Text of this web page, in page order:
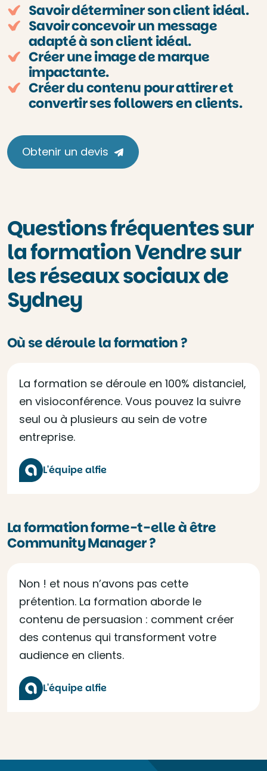
Savoir déterminer son client idéal.
Savoir concevoir un message
adapté à son client idéal.
Créer une image de marque
impactante.
Créer du contenu pour attirer et
convertir ses followers en clients.
Obtenir un devis
Questions fréquentes sur
la formation Vendre sur
les réseaux sociaux de
Sydney
Où se déroule la formation ?
La formation se déroule en 100% distanciel,
en visioconférence. Vous pouvez la suivre
seul ou à plusieurs au sein de votre
entreprise.
L'équipe alfie
La formation forme-t-elle à être
Community Manager ?
Non ! et nous n’avons pas cette
prétention. La formation aborde le
contenu de persuasion : comment créer
des contenus qui transforment votre
audience en clients.
L'équipe alfie